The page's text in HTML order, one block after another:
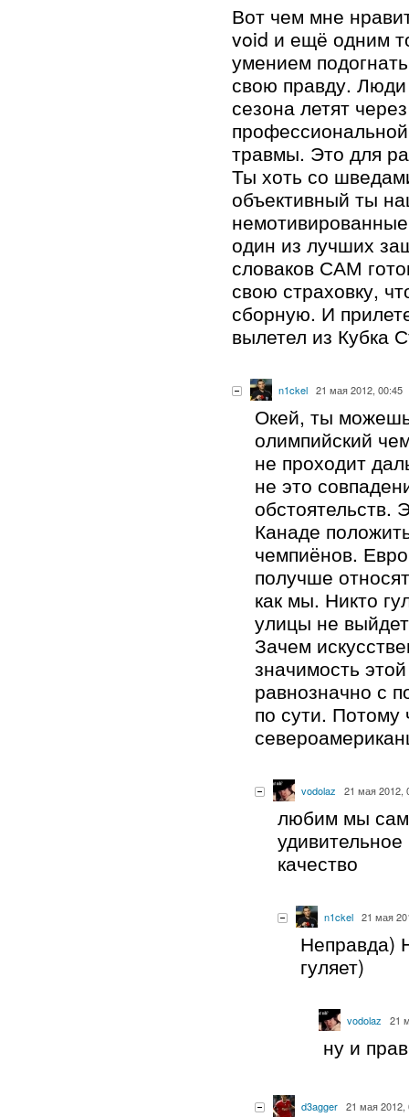
Вот чем мне
void и ещё одним
умением
свою правду. Люди
сезона летят
травмы. Это для
Ты хоть со
объективный ты
один из лучших
словаков САМ
свою страховку,
сборную. И
вылетел из Кубка
n1ckel 21 мая 2012, 00:45
Окей, ты
олимпийский
не проходит
не это
обстоятельств.
Канаде
чемпиёнов.
получше
как мы. Никто
улицы не
Зачем
значимость
равнозначно с
по сути. Потому
vodolaz 21 мая 2012,
любим мы
качество
n1ckel 21 мая
Неправда)
гуляет)
vodolaz 21
ну и
d3agger 21 мая 2012,